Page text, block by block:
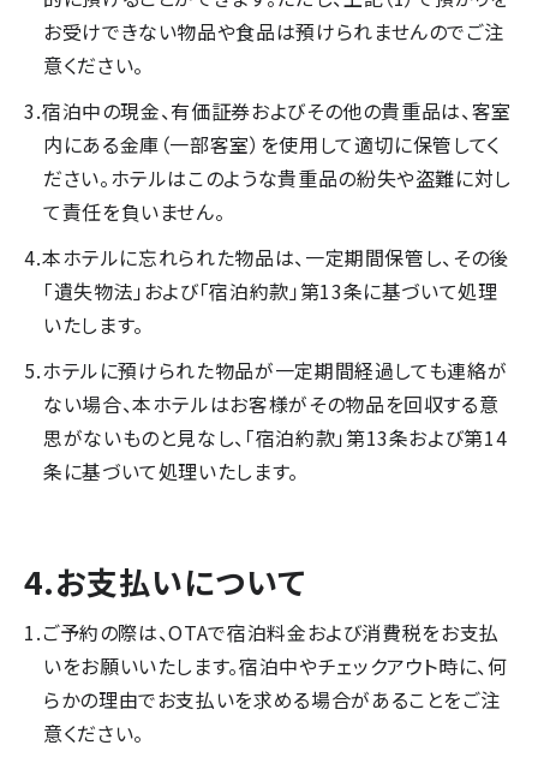
お受けできない物品や食品は預けられませんのでご注
意ください。
宿泊中の現金、有価証券およびその他の貴重品は、客室
内にある金庫（一部客室）を使用して適切に保管してく
ださい。ホテルはこのような貴重品の紛失や盗難に対し
て責任を負いません。
本ホテルに忘れられた物品は、一定期間保管し、その後
「遺失物法」および「宿泊約款」第13条に基づいて処理
いたします。
ホテルに預けられた物品が一定期間経過しても連絡が
ない場合、本ホテルはお客様がその物品を回収する意
思がないものと見なし、「宿泊約款」第13条および第14
条に基づいて処理いたします。
4.お支払いについて
ご予約の際は、OTAで宿泊料金および消費税をお支払
いをお願いいたします。宿泊中やチェックアウト時に、何
らかの理由でお支払いを求める場合があることをご注
意ください。